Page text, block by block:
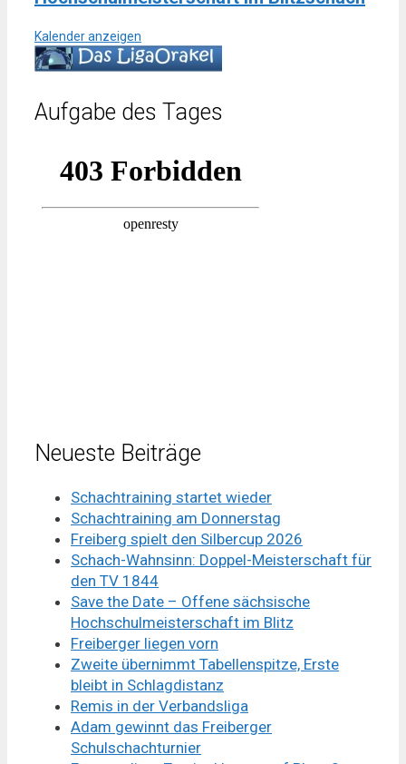
Kalender anzeigen
Aufgabe des Tages
Neueste Beiträge
Schachtraining startet wieder
Schachtraining am Donnerstag
Freiberg spielt den Silbercup 2026
Schach-Wahnsinn: Doppel-Meisterschaft für
den TV 1844
Save the Date – Offene sächsische
Hochschulmeisterschaft im Blitz
Freiberger liegen vorn
Zweite übernimmt Tabellenspitze, Erste
bleibt in Schlagdistanz
Remis in der Verbandsliga
Adam gewinnt das Freiberger
Schulschachturnier